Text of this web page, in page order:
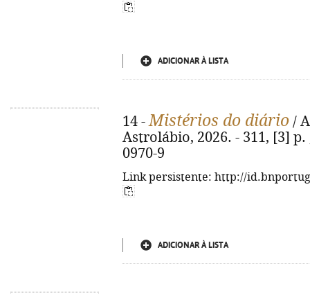
ADICIONAR À LISTA
14 -Mistérios do diário /
Astrolábio, 2026. - 311, [3] p.
0970-9
Link persistente: http://
ADICIONAR À LISTA